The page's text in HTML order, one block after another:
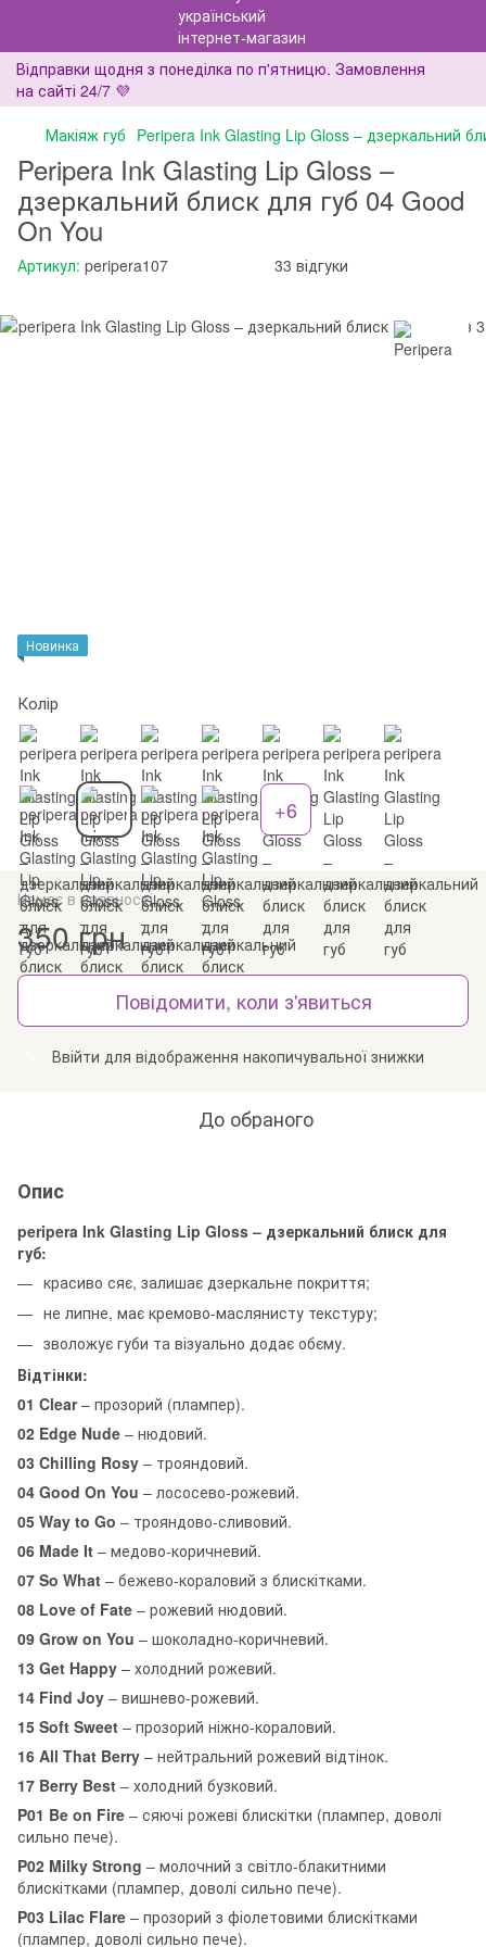
Відправки щодня з понеділка по п'ятницю. Замовлення
на сайті 24/7 💜
Макіяж губ Peripera Ink Glasting Lip Gloss – дзеркальний
Peripera Ink Glasting Lip Gloss –
дзеркальний блиск для губ 04 Good
On You
Артикул: peripera107 33 відгуки
Новинка
Колір
+6
Немає в наявності
350 грн
Повідомити, коли з'явиться
Ввійти для відображення накопичувальної знижки
До обраного
Опис
peripera Ink Glasting Lip Gloss – дзеркальний блиск для
губ:
красиво сяє, залишає дзеркальне покриття;
не липне, має кремово-маслянисту текстуру;
зволожує губи та візуально додає обєму.
Відтінки:
01 Clear– прозорий (плампер).
02 Edge Nude – нюдовий.
03 Chilling Rosy – трояндовий.
04 Good On You – лососево-рожевий.
05 Way to Go – трояндово-сливовий.
06 Made It – медово-коричневий.
07 So What – бежево-кораловий з блискітками.
08 Love of Fate – рожевий нюдовий.
09 Grow on You – шоколадно-коричневий.
13 Get Happy – холодний рожевий.
14 Find Joy – вишнево-рожевий.
15 Soft Sweet – прозорий ніжно-кораловий.
16 All That Berry – нейтральний рожевий відтінок.
17 Berry Best – холодний бузковий.
P01 Be on Fire – сяючі рожеві блискітки (плампер, доволі
сильно пече).
P02 Milky Strong – молочний з світло-блакитними
блискітками (плампер, доволі сильно пече).
P03 Lilac Flare – прозорий з фіолетовими блискітками
(плампер, доволі сильно пече).